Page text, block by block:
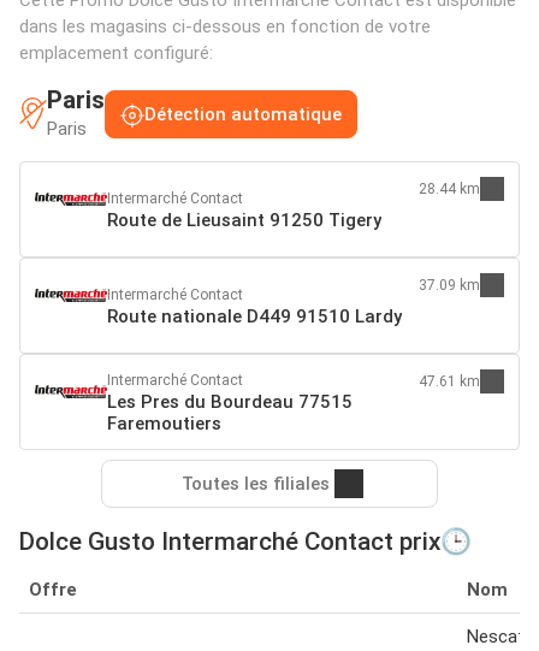
dans les magasins ci-dessous en fonction de votre
emplacement configuré:
Paris
Paris
Détection automatique
Intermarché Contact
Route de Lieusaint 91250 Tigery
28.44 km
Intermarché Contact
Route nationale D449 91510 Lardy
37.09 km
Intermarché Contact
Les Pres du Bourdeau 77515
Faremoutiers
47.61 km
Toutes les filiales
Dolce Gusto Intermarché Contact prix🕒
Offre Nom
Nescafé